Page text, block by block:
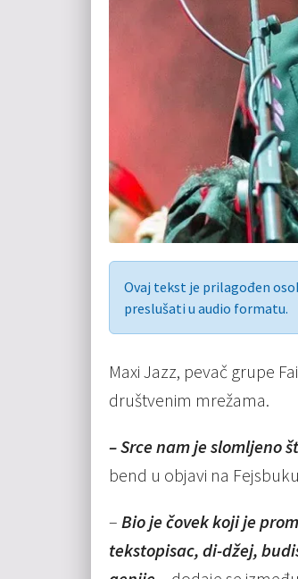
Ovaj tekst je prilagođen
preslušati u audio formatu.
Maxi Jazz, pevač grupe
društvenim mrežama.
– Srce nam je slomljeno
bend u objavi na
– Bio je čovek koji je
tekstopisac, di-džej,